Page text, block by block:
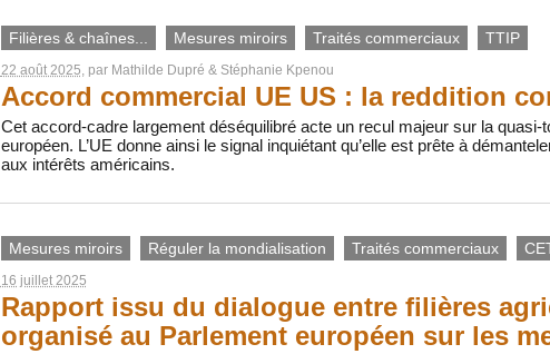
Filières & chaînes... Mesures miroirs Traités commerciaux TTIP
22 août 2025, par Mathilde Dupré & Stéphanie Kpenou
Accord commercial UE US : la reddition
Cet accord-cadre largement déséquilibré acte un recul majeur sur la
européen. L’UE donne ainsi le signal inquiétant qu’elle est prête à
aux intérêts américains.
Mesures miroirs Réguler la mondialisation Traités commerciaux
16 juillet 2025
Rapport issu du dialogue entre filières
organisé au Parlement européen sur les